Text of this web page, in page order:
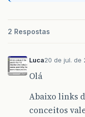
2 Respostas
Luca20 de jul. de
Olá
Abaixo links
conceitos